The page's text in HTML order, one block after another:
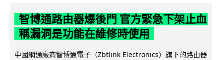
智博通路由器爆後門 官方緊急下架止血
稱漏洞是功能在維修時使用
中國網通廠商智博通電子（Zbtlink Electronics）旗下的路由器